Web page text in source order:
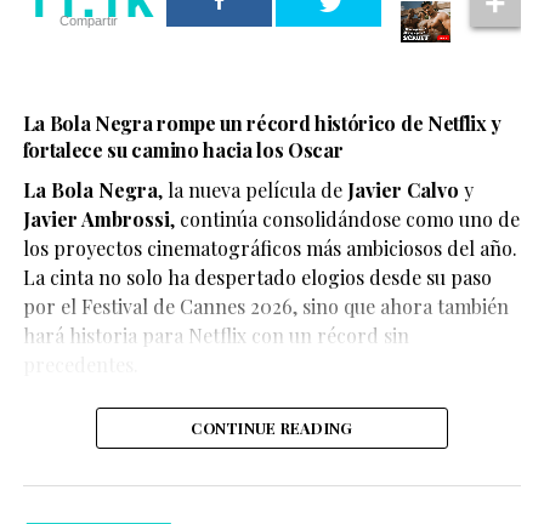
Según el medio estadounidense, Marvel Studios realizó
para interpretar al líder de los mutantes en el esperado
reinicio de la franquicia.
Compartir
La Bola Negra rompe un récord histórico de Netflix y
fortalece su camino hacia los Oscar
La Bola Negra, la nueva película de Javier Calvo y
Javier Ambrossi, continúa consolidándose como uno de
los proyectos cinematográficos más ambiciosos del año.
La cinta no solo ha despertado elogios desde su paso
por el Festival de Cannes 2026, sino que ahora también
hará historia para Netflix con un récord sin
CONTINUE READING